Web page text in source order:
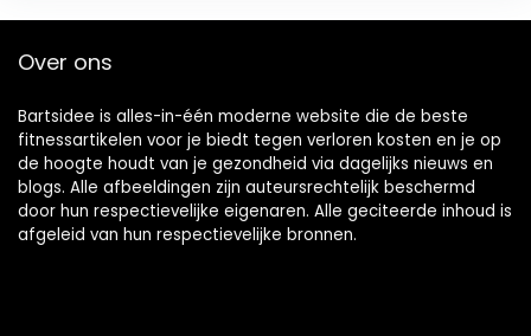
Over ons
Bartsidee is alles-in-één moderne website die de beste
fitnessartikelen voor je biedt tegen verloren kosten en je op
de hoogte houdt van je gezondheid via dagelijks nieuws en
blogs. Alle afbeeldingen zijn auteursrechtelijk beschermd
door hun respectievelijke eigenaren. Alle geciteerde inhoud is
afgeleid van hun respectievelijke bronnen.